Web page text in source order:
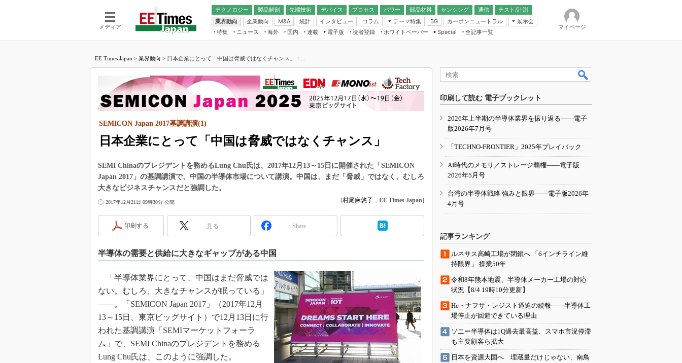
メディア
テクノロジー 製品解剖
先端技術
電池／エネルギー
デバイス
アナログ
マイコン
FPGA
プロセス パワー 部品材料 センシング
通信
無線
テスト/計測
業界動向
企業動向 M&A 統計 インタビュー コラム
テーマ特集
フィジカルAI
半導体後工程
読者調査（EE Times Research）
カーボンニュートラル
電源設計（EDN Japan）
Japan）
5G カーボンニュートラル
展示会
IoT・エッジコンピューティング
EXPO
EdgeTech＋
TECHNO-FRONTIER
人とくるま展
特集 ニュース 海外 国内
連載
福田昭のデバイス通信
湯之上隆のナノフォーカス
大山聡の業界スコープ
大原雄介のエレ・組み込みプレイバ
学漂流記
踊るバズワード ～Behind the
Buzzword
この10年で起こったこと、次の10年
製品分解で探るアジアの新トレンド
光伝送技術を知る
改革、執念の180日
イノベーションは日本を救うのか
JASA発IoT通信
IHSアナリスト「未来展望」
「英語に愛されないエンジニア」の
電子版
電子ブックレット
読者登録 ホワイトペーパー
Special
全記事一覧
マイページ
EE Times Japan > 業界動向 > 日本企業にとって「中国は脅威ではなくチャンス」：...
日本企業にとって「中国は脅威ではなくチャンス」
SEMICON Japan 2017基調講演(1)
SEMI Chinaのプレジデントを務めるLung Chu氏は、2017年12月13～15日に開催された「SEMICON
Japan 2017」の基調講演で、中国の半導体市場について講演。中国は、まだ「脅威」ではなく、むしろ
大きなビジネスチャンスだと強調した。
2017年12月21日 09時30分 公開 [村尾麻悠子 ， EE Times Japan]
印刷する 見る Share
半導体の需要と供給に大きなギャップがある中国
「半導体業界にとって、中国はまだ脅威では
ない。むしろ、大きなチャンスが眠っている」
――。「SEMICON Japan 2017」（2017年12月
13～15日、東京ビッグサイト）で12月13日に行
われた基調講演「SEMIマーケットフォーラ
ム」で、SEMI Chinaのプレジデントを務める
Lung Chu氏は、このように強調した。
印刷して読む 電子ブックレット
2026年上半期の半導体業界を振り返る――電子
版2026年7月号
「TECHNO-FRONTIER」2025年プレイバック
AI時代のメモリ／ストレージ覇権――電子版
2026年5月号
台湾の半導体戦略 強みと限界――電子版2026年
4月号
記事ランキング
ルネサス高崎工場が閉鎖へ 「6インチライン維
持限界」 操業50年
令和8年熊本地震、半導体メーカー工場の対応
状況【8/4 19時10分更新】
He・ナフサ・レジスト逼迫の続報――半導体工
場停止が回避できている理由
ソニー半導体は1Q過去最高益、スマホ市況停滞
も主要顧客ら拡大
日本を資源大国へ 埋蔵量だけじゃない、南鳥